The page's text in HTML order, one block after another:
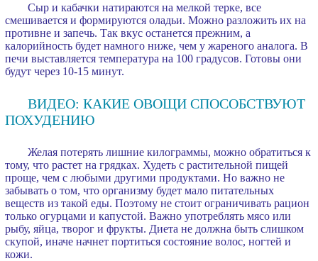
Сыр и кабачки натираются на мелкой терке, все
смешивается и формируются оладьи. Можно разложить их на
противне и запечь. Так вкус останется прежним, а
калорийность будет намного ниже, чем у жареного аналога. В
печи выставляется температура на 100 градусов. Готовы они
будут через 10-15 минут.
ВИДЕО: КАКИЕ ОВОЩИ СПОСОБСТВУЮТ
ПОХУДЕНИЮ
Желая потерять лишние килограммы, можно обратиться к
тому, что растет на грядках. Худеть с растительной пищей
проще, чем с любыми другими продуктами. Но важно не
забывать о том, что организму будет мало питательных
веществ из такой еды. Поэтому не стоит ограничивать рацион
только огурцами и капустой. Важно употреблять мясо или
рыбу, яйца, творог и фрукты. Диета не должна быть слишком
скупой, иначе начнет портиться состояние волос, ногтей и
кожи.